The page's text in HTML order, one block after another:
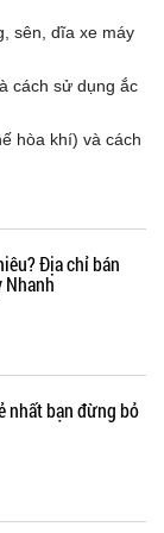
sên, dĩa xe máy
cách sử dụng ắc
hòa khí) và cách
Địa chỉ bán
Nhanh
nhất bạn đừng bỏ